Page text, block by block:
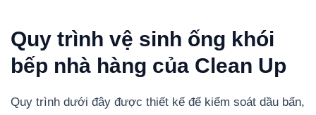
Quy trình vệ sinh ống khói
bếp nhà hàng của Clean Up
Quy trình dưới đây được thiết kế để kiểm soát dầu bẩn,